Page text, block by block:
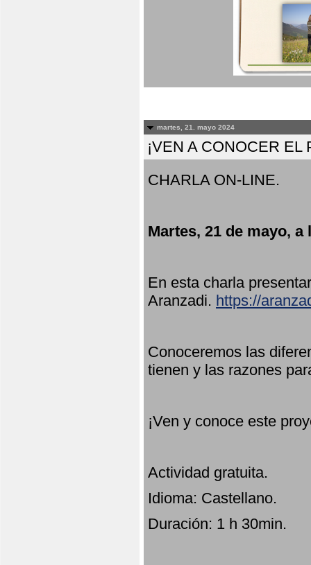
martes, 21. mayo 2024
¡VEN A CONOCER
CHARLA ON-LINE.
Martes, 21 de mayo, a
En esta charla
Aranzadi. https://
Conoceremos las
tienen y las razones
¡Ven y conoce este
Actividad gratuita.
Idioma: Castellano.
Duración: 1 h 30min.